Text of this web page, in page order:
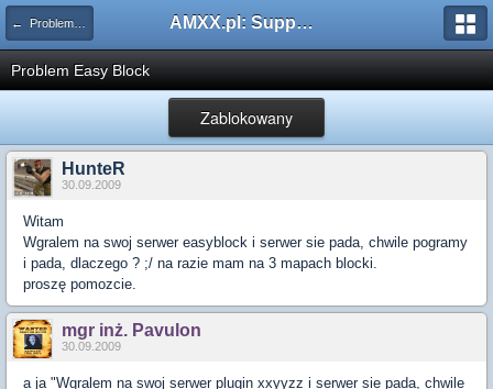
← Problemy z pluginami AMXX.pl: Support AMX Mod X i SourceMod
Problem Easy Block
Zablokowany
HunteR
30.09.2009
Witam
Wgralem na swoj serwer easyblock i serwer sie pada, chwile pogramy
i pada, dlaczego ? ;/ na razie mam na 3 mapach blocki.
proszę pomozcie.
mgr inż. Pavulon
30.09.2009
a ja "Wgralem na swoj serwer plugin xxyyzz i serwer sie pada, chwile